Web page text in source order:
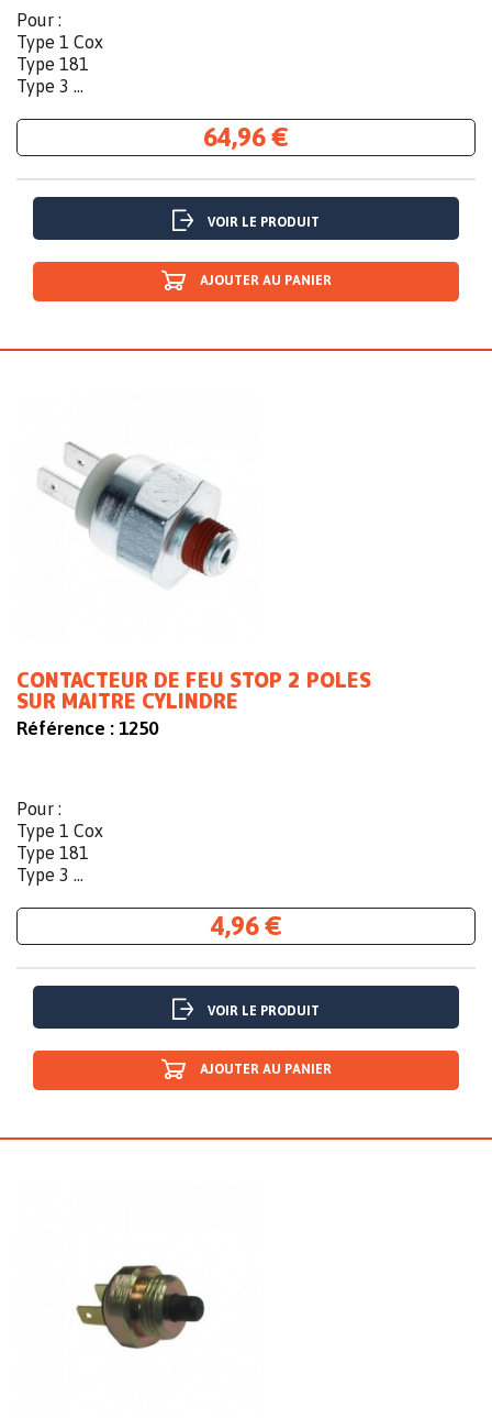
Pour :
Type 1 Cox
Type 181
Type 3 ...
64,96 €
VOIR LE PRODUIT
AJOUTER AU PANIER
CONTACTEUR DE FEU STOP 2 POLES
SUR MAITRE CYLINDRE
Référence : 1250
Pour :
Type 1 Cox
Type 181
Type 3 ...
4,96 €
VOIR LE PRODUIT
AJOUTER AU PANIER